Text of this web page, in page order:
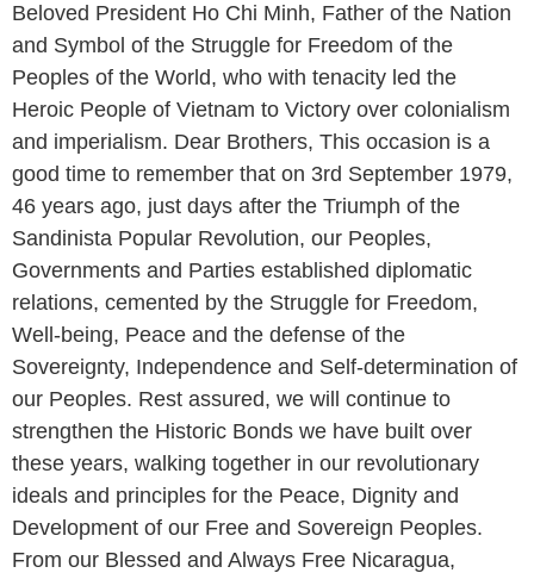
Beloved President Ho Chi Minh, Father of the Nation
and Symbol of the Struggle for Freedom of the
Peoples of the World, who with tenacity led the
Heroic People of Vietnam to Victory over colonialism
and imperialism. Dear Brothers, This occasion is a
good time to remember that on 3rd September 1979,
46 years ago, just days after the Triumph of the
Sandinista Popular Revolution, our Peoples,
Governments and Parties established diplomatic
relations, cemented by the Struggle for Freedom,
Well-being, Peace and the defense of the
Sovereignty, Independence and Self-determination of
our Peoples. Rest assured, we will continue to
strengthen the Historic Bonds we have built over
these years, walking together in our revolutionary
ideals and principles for the Peace, Dignity and
Development of our Free and Sovereign Peoples.
From our Blessed and Always Free Nicaragua,